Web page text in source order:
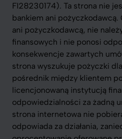
FI28230174). Ta strona nie
bankiem ani
ani pożyczkodawcą, nie
finansowych i nie ponosi
konsekwencje zawartych
strona wyszukuje pożyczki
pośrednik między klientem
licencjonowaną instytucją
odpowiedzialności za żadną
strona internetowa nie
odpowiada za działania,